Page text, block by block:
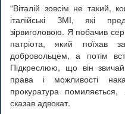
“Віталій зовсім не такий,
італійські ЗМІ, які
зірвиголовою. Я побачив
патріота, який поїхав
добровольцем, а потім
Підкреслюю, що він
права і можливості
прокуратура
сказав адвокат.